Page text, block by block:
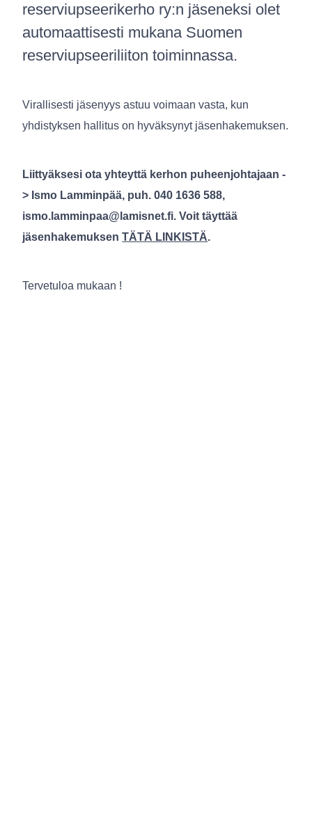
reserviupseerikerho ry:n jäseneksi olet
automaattisesti mukana Suomen
reserviupseeriliiton toiminnassa.
Virallisesti jäsenyys astuu voimaan vasta, kun
yhdistyksen hallitus on hyväksynyt jäsenhakemuksen.
Liittyäksesi ota yhteyttä kerhon puheenjohtajaan -
> Ismo Lamminpää, puh. 040 1636 588,
ismo.lamminpaa@lamisnet.fi. Voit täyttää
jäsenhakemuksenTÄTÄ LINKISTÄ.
Tervetuloa mukaan !